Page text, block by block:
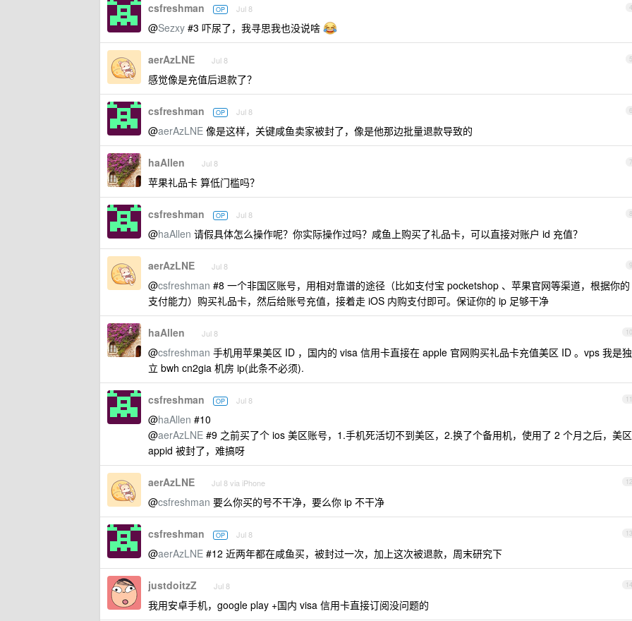
4
csfreshman OP Jul 8
@Sezxy #3 吓尿了，我寻思我也没说啥
5
aerAzLNE Jul 8
感觉像是充值后退款了？
6
csfreshman OP Jul 8
@aerAzLNE 像是这样，关键咸鱼卖家被封了，像是他那边批量退款导致的
7
haAllen Jul 8
苹果礼品卡 算低门槛吗？
8
csfreshman OP Jul 8
@haAllen 请假具体怎么操作呢？你实际操作过吗？咸鱼上购买了礼品卡，可以直接对账户 id 充值？
9
aerAzLNE Jul 8
@csfreshman #8 一个非国区账号，用相对靠谱的途径（比如支付宝 pocketshop 、苹果官网等渠道，根据你的
支付能力）购买礼品卡，然后给账号充值，接着走 iOS 内购支付即可。保证你的 ip 足够干净
10
haAllen Jul 8
@csfreshman 手机用苹果美区 ID ，国内的 visa 信用卡直接在 apple 官网购买礼品卡充值美区 ID 。vps 我是独
立 bwh cn2gia 机房 ip(此条不必须).
11
csfreshman OP Jul 8
@haAllen #10
@aerAzLNE #9 之前买了个 ios 美区账号，1.手机死活切不到美区，2.换了个备用机，使用了 2 个月之后，美区
appid 被封了，难搞呀
12
aerAzLNE Jul 8 via iPhone
@csfreshman 要么你买的号不干净，要么你 ip 不干净
13
csfreshman OP Jul 8
@aerAzLNE #12 近两年都在咸鱼买，被封过一次，加上这次被退款，周末研究下
14
justdoitzZ Jul 8
我用安卓手机，google play +国内 visa 信用卡直接订阅没问题的